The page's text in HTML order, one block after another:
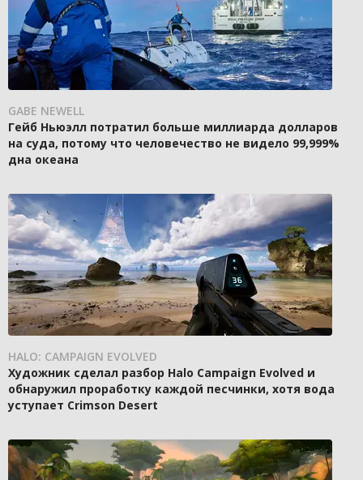
GABE NEWELL
Гейб Ньюэлл потратил больше миллиарда долларов
на суда, потому что человечество не видело 99,999%
дна океана
HALO: CAMPAIGN EVOLVED
Художник сделал разбор Halo Campaign Evolved и
обнаружил проработку каждой песчинки, хотя вода
уступает Crimson Desert